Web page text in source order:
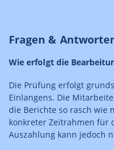
Fragen &
Wie erfolgt die
Die Prüfung erfolgt
Einlangens. Die
die Berichte so rasch wie
konkreter Zeitrahmen für
Auszahlung kann jedoch